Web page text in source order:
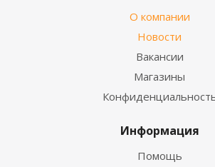
О компании
Новости
Вакансии
Магазины
Информация
Помощь